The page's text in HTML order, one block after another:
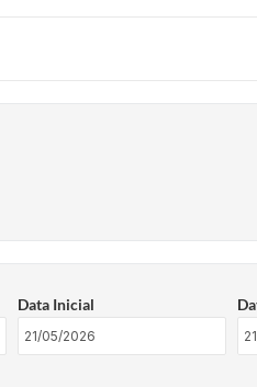
Data Inicial